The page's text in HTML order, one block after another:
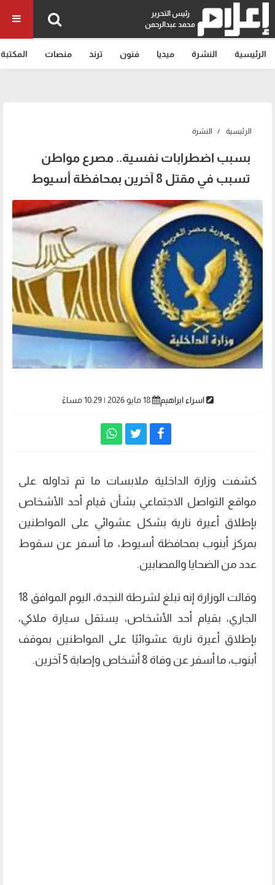
رئيس التحرير
محمد عبدالرحمن
الرئيسية النشرة ميديا فنون ترند منصات المكتبة
الرئيسية النشرة
بسبب اضطرابات نفسية.. مصرع مواطن
تسبب في مقتل 8 آخرين بمحافظة أسيوط
اسراء ابراهيم 18 مايو 2026 | 10:29 مساءً
كشفت وزارة الداخلية ملابسات ما تم تداوله على
مواقع التواصل الاجتماعي بشأن قيام أحد الأشخاص
بإطلاق أعيرة نارية بشكل عشوائي على المواطنين
بمركز أبنوب بمحافظة أسيوط، ما أسفر عن سقوط
عدد من الضحايا والمصابين.
وقالت الوزارة إنه تبلغ لشرطة النجدة، اليوم الموافق 18
الجاري، بقيام أحد الأشخاص، يستقل سيارة ملاكي،
بإطلاق أعيرة نارية عشوائيًا على المواطنين بموقف
أبنوب، ما أسفر عن وفاة 8 أشخاص وإصابة 5 آخرين.